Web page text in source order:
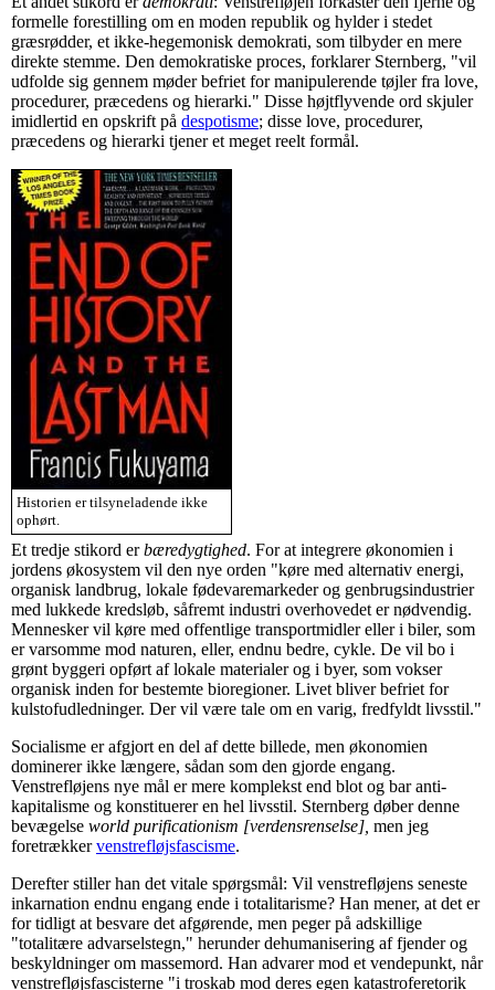
formelle forestilling om en moden republik og hylder i stedet
græsrødder, et ikke-hegemonisk demokrati, som tilbyder en mere
direkte stemme. Den demokratiske proces, forklarer Sternberg, "vil
udfolde sig gennem møder befriet for manipulerende tøjler fra love,
procedurer, præcedens og hierarki." Disse højtflyvende ord skjuler
imidlertid en opskrift på despotisme; disse love, procedurer,
præcedens og hierarki tjener et meget reelt formål.
Historien er tilsyneladende ikke
ophørt.
Et tredje stikord erbæredygtighed. For at integrere økonomien i
jordens økosystem vil den nye orden "køre med alternativ energi,
organisk landbrug, lokale fødevaremarkeder og genbrugsindustrier
med lukkede kredsløb, såfremt industri overhovedet er nødvendig.
Mennesker vil køre med offentlige transportmidler eller i biler, som
er varsomme mod naturen, eller, endnu bedre, cykle. De vil bo i
grønt byggeri opført af lokale materialer og i byer, som vokser
organisk inden for bestemte bioregioner. Livet bliver befriet for
kulstofudledninger. Der vil være tale om en varig, fredfyldt livsstil."
Socialisme er afgjort en del af dette billede, men økonomien
dominerer ikke længere, sådan som den gjorde engang.
Venstrefløjens nye mål er mere komplekst end blot og bar anti-
kapitalisme og konstituerer en hel livsstil. Sternberg døber denne
bevægelse world purificationism [verdensrenselse], men jeg
foretrækkervenstrefløjsfascisme.
Derefter stiller han det vitale spørgsmål: Vil venstrefløjens seneste
inkarnation endnu engang ende i totalitarisme? Han mener, at det er
for tidligt at besvare det afgørende, men peger på adskillige
"totalitære advarselstegn," herunder dehumanisering af fjender og
beskyldninger om massemord. Han advarer mod et vendepunkt, når
venstrefløjsfascisterne "i troskab mod deres egen katastroferetorik